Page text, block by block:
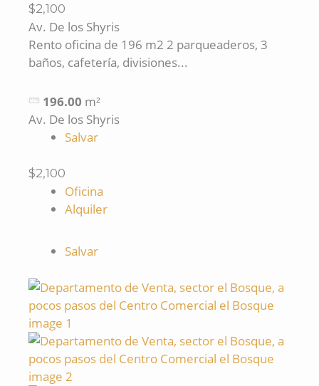
$2,100
Av. De los Shyris
Rento oficina de 196 m2 2 parqueaderos, 3
baños, cafetería, divisiones...
196.00 m²
Av. De los Shyris
Salvar
$2,100
Oficina
Alquiler
Salvar